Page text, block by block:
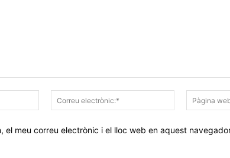
Nom:*
Correu
electrònic:*
el meu correu electrònic i el lloc web en aquest